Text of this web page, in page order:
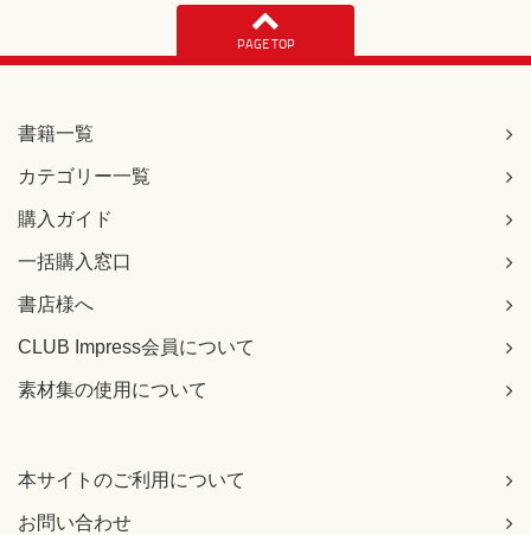
PAGE TOP
書籍一覧
カテゴリー一覧
購入ガイド
一括購入窓口
書店様へ
CLUB Impress会員について
素材集の使用について
本サイトのご利用について
お問い合わせ